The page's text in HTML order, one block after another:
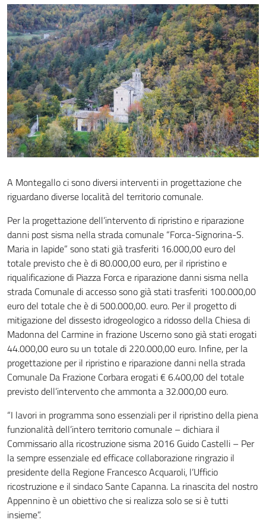
A Montegallo ci sono diversi interventi in progettazione che
riguardano diverse località del territorio comunale.
Per la progettazione dell’intervento di ripristino e riparazione
danni post sisma nella strada comunale “Forca-Signorina-S.
Maria in lapide” sono stati già trasferiti 16.000,00 euro del
totale previsto che è di 80.000,00 euro, per il ripristino e
riqualificazione di Piazza Forca e riparazione danni sisma nella
strada Comunale di accesso sono già stati trasferiti 100.000,00
euro del totale che è di 500.000,00. euro. Per il progetto di
mitigazione del dissesto idrogeologico a ridosso della Chiesa di
Madonna del Carmine in frazione Uscerno sono già stati erogati
44.000,00 euro su un totale di 220.000,00 euro. Infine, per la
progettazione per il ripristino e riparazione danni nella strada
Comunale Da Frazione Corbara erogati € 6.400,00 del totale
previsto dell’intervento che ammonta a 32.000,00 euro.
“I lavori in programma sono essenziali per il ripristino della piena
funzionalità dell’intero territorio comunale – dichiara il
Commissario alla ricostruzione sisma 2016 Guido Castelli – Per
la sempre essenziale ed efficace collaborazione ringrazio il
presidente della Regione Francesco Acquaroli, l’Ufficio
ricostruzione e il sindaco Sante Capanna. La rinascita del nostro
Appennino è un obiettivo che si realizza solo se si è tutti
insieme”.